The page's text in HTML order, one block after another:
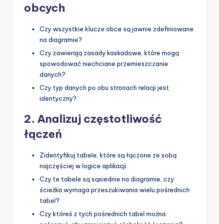
obcych
Czy wszystkie klucze obce są jawnie zdefiniowane
na diagramie?
Czy zawierają zasady kaskadowe, które mogą
spowodować niechciane przemieszczanie
danych?
Czy typ danych po obu stronach relacji jest
identyczny?
2. Analizuj częstotliwość
łączeń
Zidentyfikuj tabele, które są łączone ze sobą
najczęściej w logice aplikacji.
Czy te tabele są sąsiednie na diagramie, czy
ścieżka wymaga przeszukiwania wielu pośrednich
tabel?
Czy któreś z tych pośrednich tabel można